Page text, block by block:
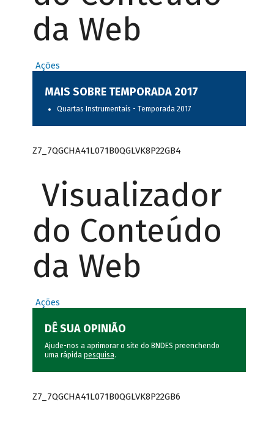
da Web
Ações
MAIS SOBRE TEMPORADA 2017
Quartas Instrumentais - Temporada 2017
Z7_7QGCHA41L071B0QGLVK8P22GB4
Visualizador
do Conteúdo
da Web
Ações
DÊ SUA OPINIÃO
Ajude-nos a aprimorar o site do BNDES preenchendo
uma rápida pesquisa.
Z7_7QGCHA41L071B0QGLVK8P22GB6